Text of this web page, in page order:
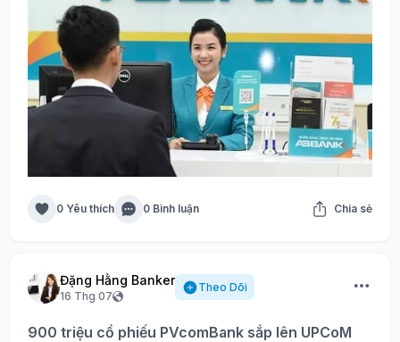
0 Yêu thích 0 Bình luận Chia sẻ
Đặng Hằng Banker
16 Thg 07
Theo Dõi
900 triệu cổ phiếu PVcomBank sắp lên UPCoM